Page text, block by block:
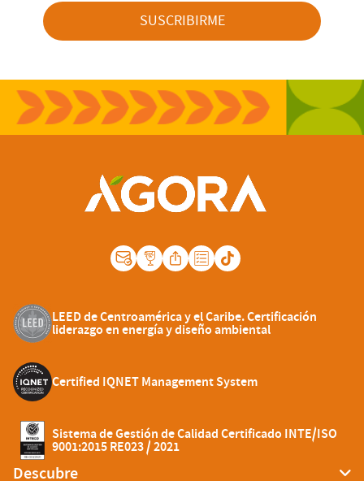
SUSCRIBIRME
LEED de Centroamérica y el Caribe. Certificación
liderazgo en energía y diseño ambiental
Certified IQNET Management System
Sistema de Gestión de Calidad Certificado INTE/ISO
9001:2015 RE023 / 2021
Descubre